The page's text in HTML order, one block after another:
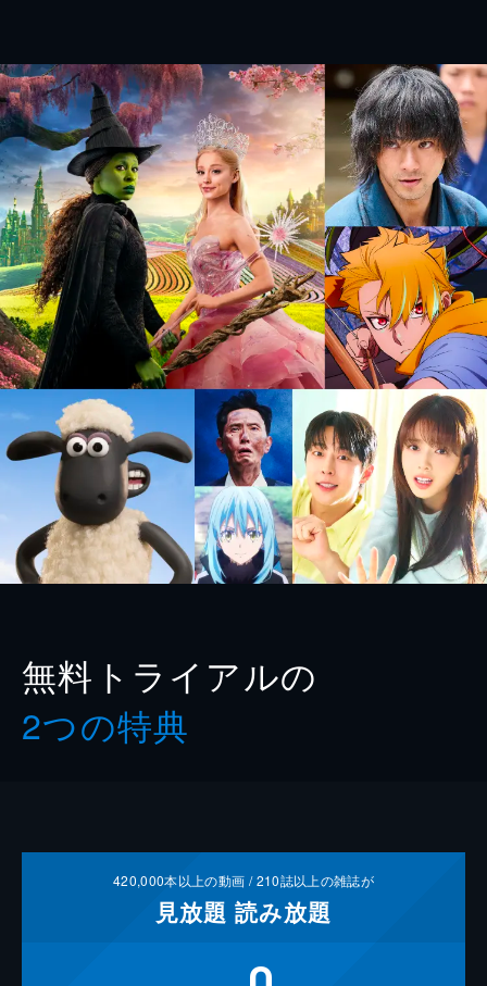
無料トライアルの
2つの特典
420,000本以上の動画 /210誌以上の雑誌が
見放題 読み放題